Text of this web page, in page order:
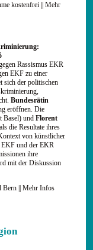
kostenfrei || Mehr
Rassismus EKR
EKF zu einer
sich der politischen
Bundesrätin
eröffnen. Die
Basel) und Florent
die Resultate ihres
von künstlicher
und der EKR
ihre
mit der Diskussion
Bern || Mehr Infos